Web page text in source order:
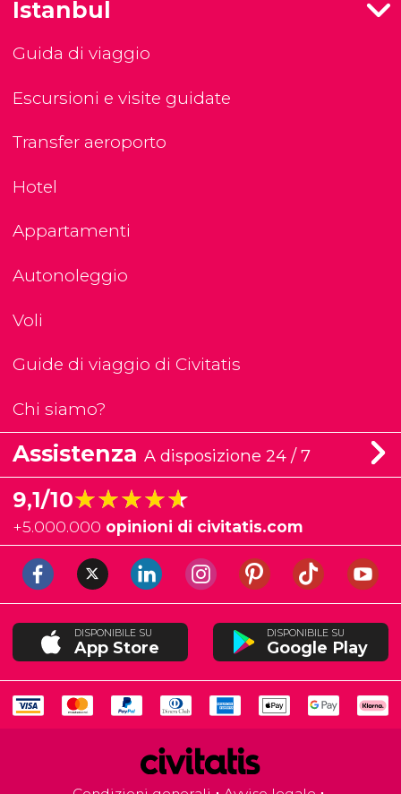
Istanbul
Guida di viaggio
Escursioni e visite guidate
Transfer aeroporto
Hotel
Appartamenti
Autonoleggio
Voli
Guide di viaggio di Civitatis
Chi siamo?
Assistenza A disposizione 24 / 7
9,1/10★★★★★
★★★★★
+5.000.000 opinioni di civitatis.com
DISPONIBILE SU
App Store
DISPONIBILE SU
Google Play